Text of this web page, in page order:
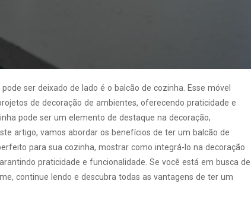
ser deixado de lado é o balcão de cozinha. Esse móvel
de decoração de ambientes, oferecendo praticidade e
pode ser um elemento de destaque na decoração,
artigo, vamos abordar os benefícios de ter um balcão de
para sua cozinha, mostrar como integrá-lo na decoração
praticidade e funcionalidade. Se você está em busca de
continue lendo e descubra todas as vantagens de ter um